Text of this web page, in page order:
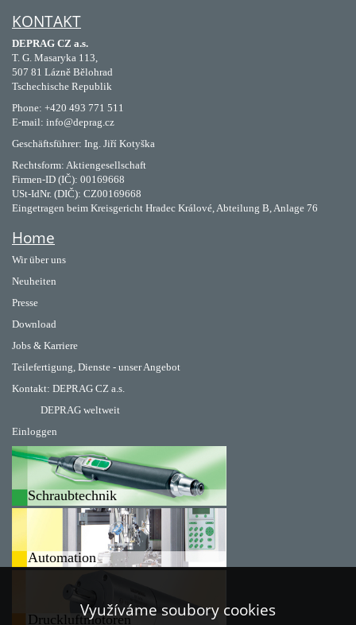
KONTAKT
DEPRAG CZ a.s.
T. G. Masaryka 113,
507 81 Lázně Bělohrad
Tschechische Republik
Phone: +420 493 771 511
E-mail: info@deprag.cz
Geschäftsführer: Ing. Jiří Kotyška
Rechtsform: Aktiengesellschaft
Firmen-ID (IČ): 00169668
USt-IdNr. (DIČ): CZ00169668
Eingetragen beim Kreisgericht Hradec Králové, Abteilung B, Anlage 76
Home
Wir über uns
Neuheiten
Presse
Download
Jobs & Karriere
Teilefertigung, Dienste - unser Angebot
Kontakt: DEPRAG CZ a.s.
DEPRAG weltweit
Einloggen
Schraubtechnik
Automation
DruckluftmotorenVyužíváme soubory cookies